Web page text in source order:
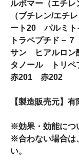
ルボマー（エチレ
（ブチレン/エチ
ート20 パルミト
トラペプチド－
サン ヒアルロン
タノール トリペ
赤201 赤202
【製造販売元】
※効果・効能につ
※合わない場合は
い。